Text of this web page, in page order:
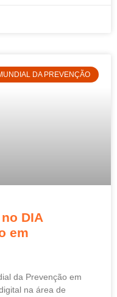
DA PREVENÇÃO
DIA
em
da Prevenção em
na área de